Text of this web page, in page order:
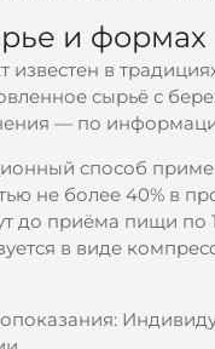
и формах
известен в
сырьё с
— по
способ
не более 40% в
до приёма пищи по
в виде